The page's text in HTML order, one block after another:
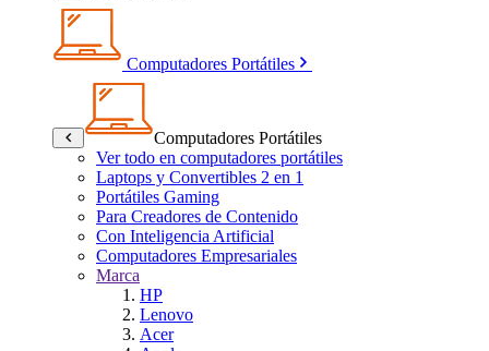
Computadores Portátiles
Computadores Portátiles
Ver todo en computadores portátiles
Laptops y Convertibles 2 en 1
Portátiles Gaming
Para Creadores de Contenido
Con Inteligencia Artificial
Computadores Empresariales
Marca
HP
Lenovo
Acer